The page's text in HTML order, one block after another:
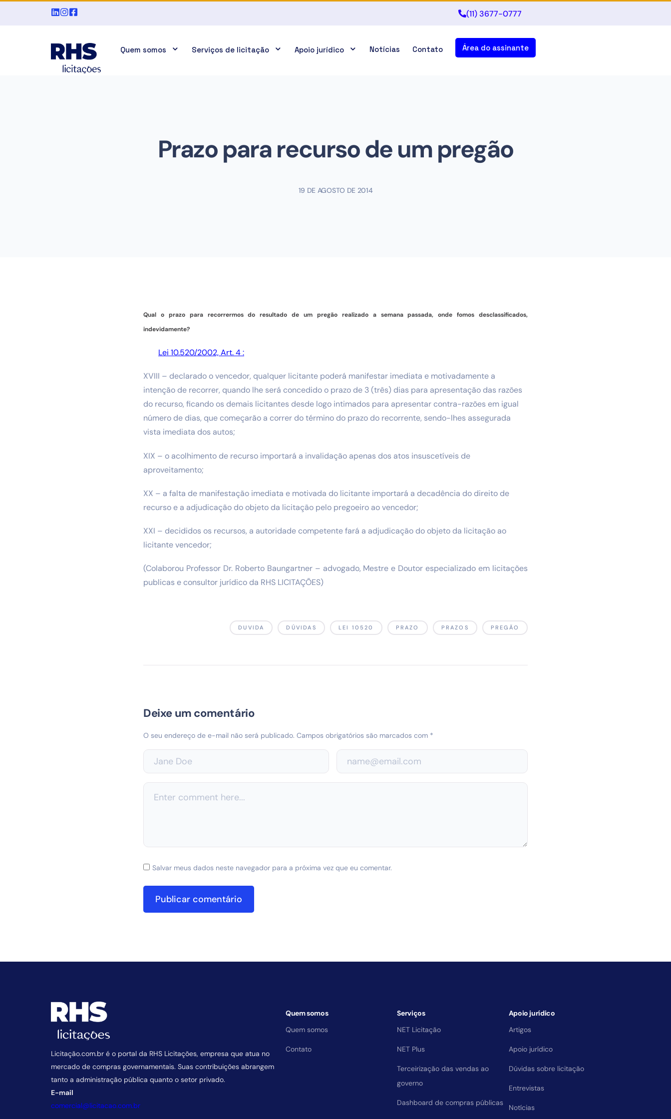
(11) 3677-0777
Quem somos Serviços de licitação Apoio jurídico Notícias Contato Área do assinante
Prazo para recurso de um pregão
19 DE AGOSTO DE 2014
Qual o prazo para recorrermos do resultado de um pregão realizado a semana passada, onde fomos desclassificados,
indevidamente?
Lei 10.520/2002, Art. 4 :
XVIII – declarado o vencedor, qualquer licitante poderá manifestar imediata e motivadamente a
intenção de recorrer, quando lhe será concedido o prazo de 3 (três) dias para apresentação das razões
do recurso, ficando os demais licitantes desde logo intimados para apresentar contra-razões em igual
número de dias, que começarão a correr do término do prazo do recorrente, sendo-lhes assegurada
vista imediata dos autos;
XIX – o acolhimento de recurso importará a invalidação apenas dos atos insuscetíveis de
aproveitamento;
XX – a falta de manifestação imediata e motivada do licitante importará a decadência do direito de
recurso e a adjudicação do objeto da licitação pelo pregoeiro ao vencedor;
XXI – decididos os recursos, a autoridade competente fará a adjudicação do objeto da licitação ao
licitante vencedor;
(Colaborou Professor Dr. Roberto Baungartner – advogado, Mestre e Doutor especializado em licitações
publicas e consultor jurídico da RHS LICITAÇÕES)
DUVIDA DÚVIDAS LEI 10520 PRAZO PRAZOS PREGÃO
Deixe um comentário
O seu endereço de e-mail não será publicado. Campos obrigatórios são marcados com *
Salvar meus dados neste navegador para a próxima vez que eu comentar.
Licitação.com.br é o portal da RHS Licitações, empresa que atua no
mercado de compras governamentais. Suas contribuições abrangem
tanto a administração pública quanto o setor privado.
E-mail
comercial@licitacao.com.br
Quem somos
Quem somos
Contato
Serviços
NET Licitação
NET Plus
Terceirização das vendas ao
governo
Dashboard de compras públicas
Apoio jurídico
Artigos
Apoio jurídico
Dúvidas sobre licitação
Entrevistas
Notícias